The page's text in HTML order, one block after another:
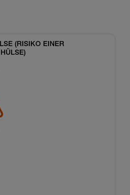
(RISIKO EINER